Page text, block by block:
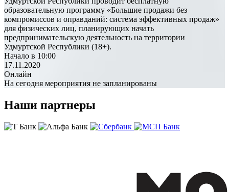
образовательную программу «Большие продажи без
компромиссов и оправданий: система эффективных продаж»
для физических лиц, планирующих начать
предпринимательскую деятельность на территории
Удмуртской Республики (18+).
Начало в 10:00
17.11.2020
Онлайн
На сегодня мероприятия не запланированы
Наши партнеры